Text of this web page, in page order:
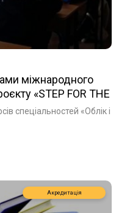
міжнародного
«STEP FOR THE
спеціальностей «Облік і
Акредитація